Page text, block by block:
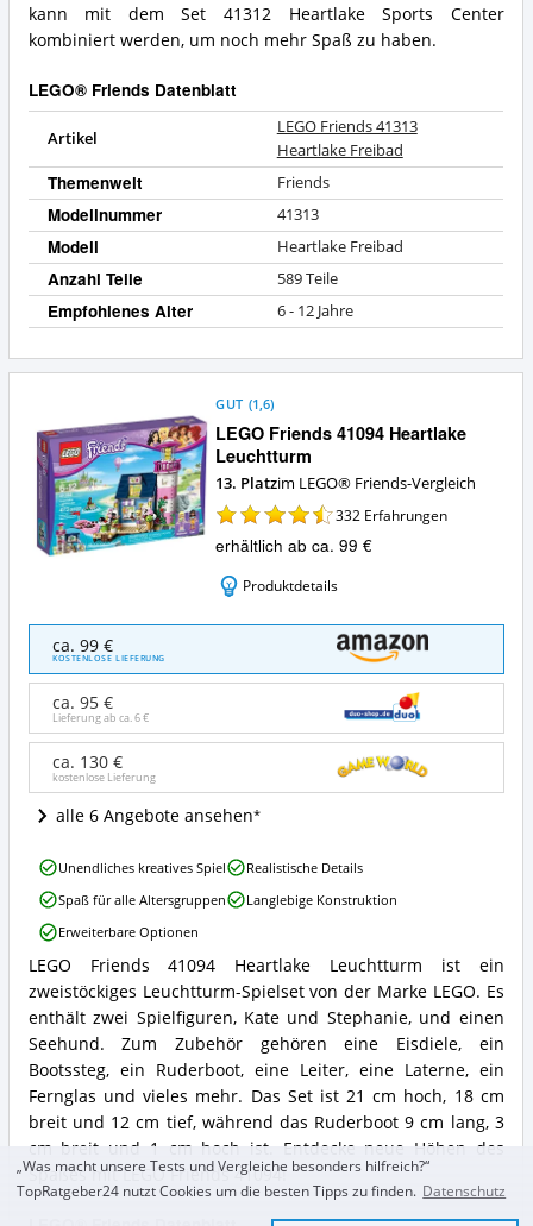
kann mit dem Set 41312 Heartlake Sports Center
kombiniert werden, um noch mehr Spaß zu haben.
LEGO® Friends Datenblatt
Artikel
LEGO Friends 41313
Heartlake Freibad
Themenwelt Friends
Modellnummer 41313
Modell Heartlake Freibad
Anzahl Teile 589 Teile
Empfohlenes Alter 6 - 12 Jahre
LEGO Friends 41094 Heartlake
Leuchtturm
GUT (1,6)
13. Platzim LEGO® Friends-Vergleich
332 Erfahrungen
erhältlich ab ca. 99 €
Produktdetails
Friends
41094
Heartlake
Leuchtturm
Angebote:
LEGO®
Friends
ca. 99 €
KOSTENLOSE LIEFERUNG
ca. 95 €
Lieferung ab ca.6 €
ca. 130 €
kostenlose Lieferung
alle 6 Angebote ansehen
LEGO
Friends
41094
Heartlake
Leuchtturm
Zusammenfassung:
Was
bietet
LEGO®
Friends?
LEGO Friends 41094 Heartlake Leuchtturm ist ein
zweistöckiges Leuchtturm-Spielset von der Marke LEGO. Es
enthält zwei Spielfiguren, Kate und Stephanie, und einen
Seehund. Zum Zubehör gehören eine Eisdiele, ein
Bootssteg, ein Ruderboot, eine Leiter, eine Laterne, ein
Fernglas und vieles mehr. Das Set ist 21 cm hoch, 18 cm
breit und 12 cm tief, während das Ruderboot 9 cm lang, 3
cm breit und 1 cm hoch ist. Entdecke neue Höhen des
Spaßes mit LEGO Friends 41094!
LEGO
Friends
41094
Heartlake
Leuchtturm
Vorteile:
Was
spricht
für
LEGO®
Friends?
Unendliches kreatives Spiel
Realistische Details
Spaß für alle Altersgruppen
Langlebige Konstruktion
Erweiterbare Optionen
„Was macht unsere Tests und Vergleiche besonders hilfreich?“
TopRatgeber24 nutzt Cookies um die besten Tipps zu finden. Datenschutz